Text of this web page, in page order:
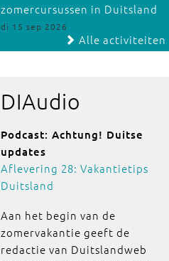
zomercursussen in Duitsland
di 15 sep 2026
Alle activiteiten
DIAudio
Podcast: Achtung! Duitse
updates
Aflevering 28: Vakantietips
Duitsland
Aan het begin van de
zomervakantie geeft de
redactie van Duitslandweb